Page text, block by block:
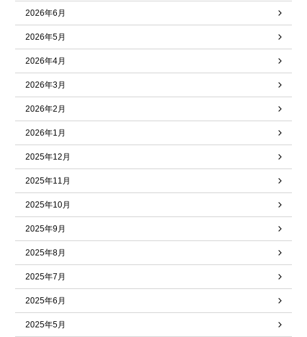
2026年6月
2026年5月
2026年4月
2026年3月
2026年2月
2026年1月
2025年12月
2025年11月
2025年10月
2025年9月
2025年8月
2025年7月
2025年6月
2025年5月